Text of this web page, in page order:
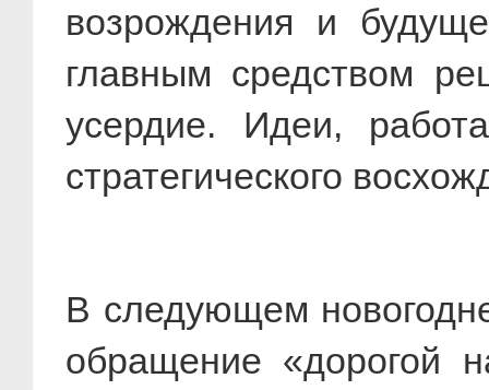
возрождения и
главным средством
усердие. Идеи,
стратегического
В следующем
обращение «дорогой